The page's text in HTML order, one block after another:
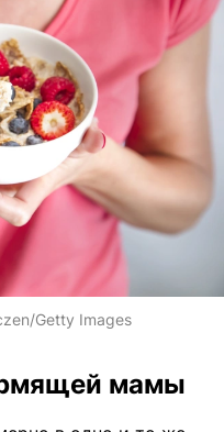
Getty Images
мамы